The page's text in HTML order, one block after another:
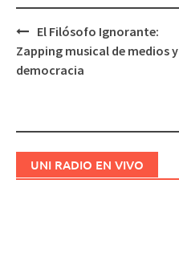
Navegación
de
El Filósofo Ignorante:
Zapping musical de medios y
democracia
UNI RADIO EN VIVO